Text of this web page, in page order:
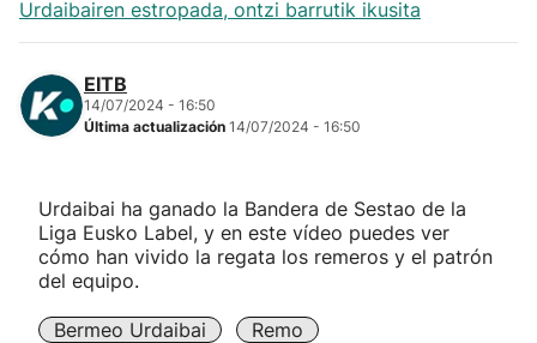
Más deportes
"Helmuga"
Urdaibairen estropada, ontzi barrutik ikusita
EITB
14/07/2024 - 16:50
Última actualización 14/07/2024 - 16:50
Urdaibai ha ganado la Bandera de Sestao de la
Liga Eusko Label, y en este vídeo puedes ver
cómo han vivido la regata los remeros y el patrón
del equipo.
Bermeo Urdaibai
Remo